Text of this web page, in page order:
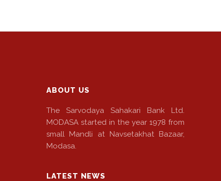
ABOUT US
The Sarvodaya Sahakari Bank Ltd.
MODASA started in the year 1978 from
small Mandli at Navsetakhat Bazaar,
Modasa.
LATEST NEWS